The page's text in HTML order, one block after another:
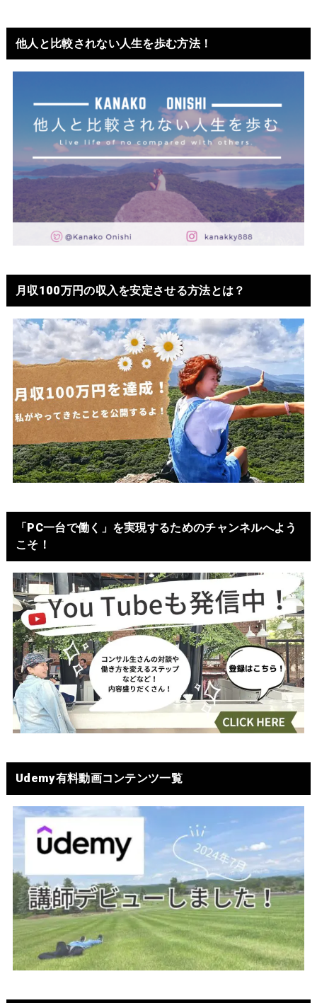
他人と比較されない人生を歩む方法！
月収100万円の収入を安定させる方法とは？
「PC一台で働く」を実現するためのチャンネルへよう
こそ！
Udemy有料動画コンテンツ一覧